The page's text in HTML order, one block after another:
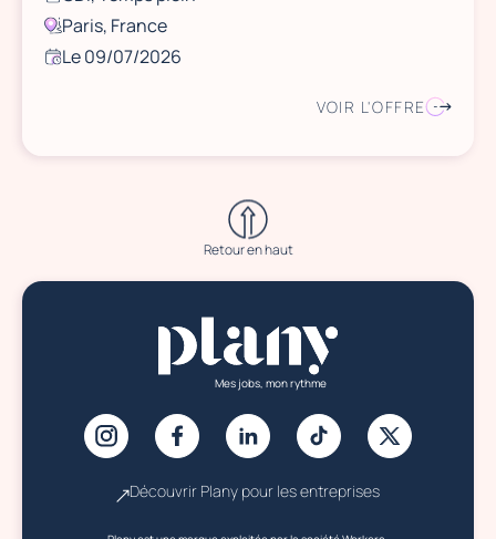
Paris, France
Le 09/07/2026
VOIR L'OFFRE
Retour en haut
Mes jobs, mon rythme
Découvrir Plany pour les entreprises